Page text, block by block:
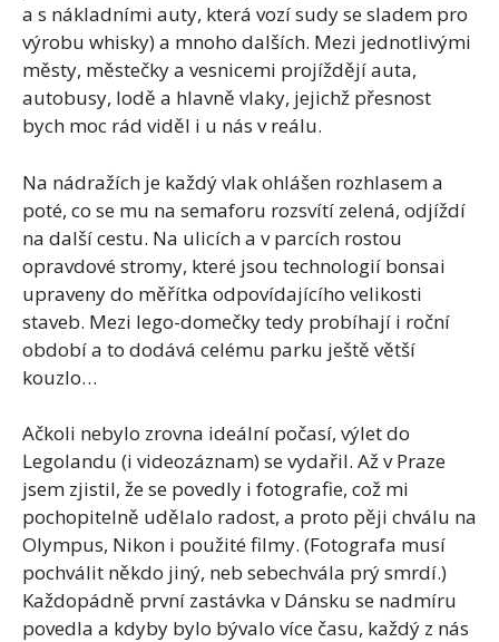
a s nákladními auty, která vozí sudy se sladem pro
výrobu whisky) a mnoho dalších. Mezi jednotlivými
městy, městečky a vesnicemi projíždějí auta,
autobusy, lodě a hlavně vlaky, jejichž přesnost
bych moc rád viděl i u nás v reálu.
Na nádražích je každý vlak ohlášen rozhlasem a
poté, co se mu na semaforu rozsvítí zelená, odjíždí
na další cestu. Na ulicích a v parcích rostou
opravdové stromy, které jsou technologií bonsai
upraveny do měřítka odpovídajícího velikosti
staveb. Mezi lego-domečky tedy probíhají i roční
období a to dodává celému parku ještě větší
kouzlo…
Ačkoli nebylo zrovna ideální počasí, výlet do
Legolandu (i videozáznam) se vydařil. Až v Praze
jsem zjistil, že se povedly i fotografie, což mi
pochopitelně udělalo radost, a proto pěji chválu na
Olympus, Nikon i použité filmy. (Fotografa musí
pochválit někdo jiný, neb sebechvála prý smrdí.)
Každopádně první zastávka v Dánsku se nadmíru
povedla a kdyby bylo bývalo více času, každý z nás